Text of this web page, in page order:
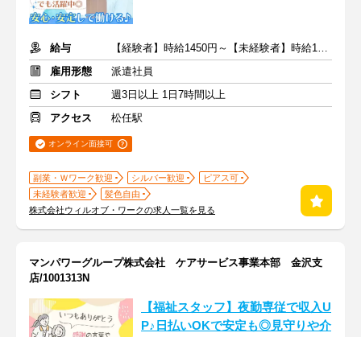
給与
【経験者】時給1450円～【未経験者】時給1350円～ ＋交通費
雇用形態
派遣社員
シフト
週3日以上 1日7時間以上
アクセス
松任駅
オンライン面接可
副業・Ｗワーク歓迎 シルバー歓迎
ピアス可
未経験者歓迎
髪色自由
株式会社ウィルオブ・ワークの求人一覧を見る
マンパワーグループ株式会社 ケアサービス事業本部 金沢支
店/1001313N
【福祉スタッフ】夜勤専従で収入U
P♪日払いOKで安定も◎見守りや介